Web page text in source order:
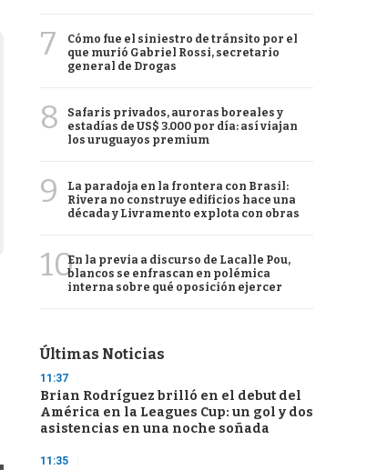
7
Cómo fue el siniestro de tránsito por el
que murió Gabriel Rossi, secretario
general de Drogas
8
Safaris privados, auroras boreales y
estadías de US$ 3.000 por día: así viajan
los uruguayos premium
9
La paradoja en la frontera con Brasil:
Rivera no construye edificios hace una
década y Livramento explota con obras
10En la previa a discurso de Lacalle Pou,
blancos se enfrascan en polémica
interna sobre qué oposición ejercer
Últimas Noticias
11:37
Brian Rodríguez brilló en el debut del
América en la Leagues Cup: un gol y dos
asistencias en una noche soñada
11:35